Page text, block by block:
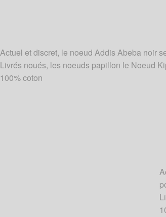
Actuel et discret, le noeud Addis Abeba noir
Livrés noués, les noeuds papillon le Noeud
100% coton